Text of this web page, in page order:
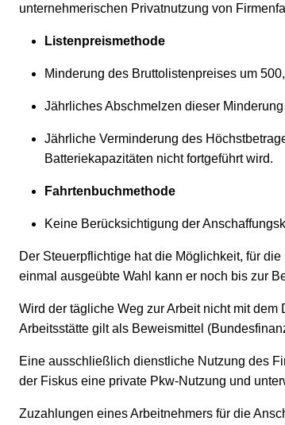
unternehmerischen Privatnutzung von
Listenpreismethode
Minderung des Bruttolistenpreises um
Jährliches Abschmelzen dieser
Jährliche Verminderung des
Batteriekapazitäten nicht fortgeführt wird.
Fahrtenbuchmethode
Keine Berücksichtigung der
Der Steuerpflichtige hat die Möglichkeit, für
einmal ausgeübte Wahl kann er noch bis zur
Wird der tägliche Weg zur Arbeit nicht mit
Arbeitsstätte gilt als Beweismittel
Eine ausschließlich dienstliche Nutzung des
der Fiskus eine private Pkw-Nutzung und
Zuzahlungen eines Arbeitnehmers für die